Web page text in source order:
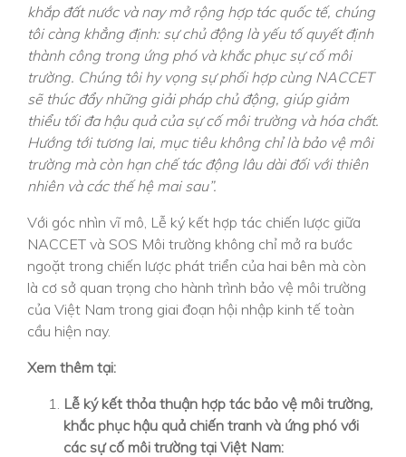
khắp đất nước và nay mở rộng hợp tác quốc tế, chúng
tôi càng khẳng định: sự chủ động là yếu tố quyết định
thành công trong ứng phó và khắc phục sự cố môi
trường. Chúng tôi hy vọng sự phối hợp cùng NACCET
sẽ thúc đẩy những giải pháp chủ động, giúp giảm
thiểu tối đa hậu quả của sự cố môi trường và hóa chất.
Hướng tới tương lai, mục tiêu không chỉ là bảo vệ môi
trường mà còn hạn chế tác động lâu dài đối với thiên
nhiên và các thế hệ mai sau”.
Với góc nhìn vĩ mô, Lễ ký kết hợp tác chiến lược giữa
NACCET và SOS Môi trường không chỉ mở ra bước
ngoặt trong chiến lược phát triển của hai bên mà còn
là cơ sở quan trọng cho hành trình bảo vệ môi trường
của Việt Nam trong giai đoạn hội nhập kinh tế toàn
cầu hiện nay.
Xem thêm tại:
Lễ ký kết thỏa thuận hợp tác bảo vệ môi trường,
khắc phục hậu quả chiến tranh và ứng phó với
các sự cố môi trường tại Việt Nam: